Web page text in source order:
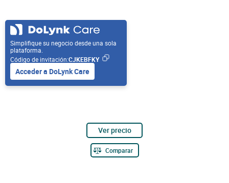
Simplifique su negocio desde una sola
plataforma.
Código de invitación:CJKEBFKY
Acceder a DoLynk Care
Ver precio
Comparar